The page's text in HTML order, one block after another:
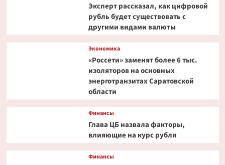
Эксперт рассказал, как цифровой
рубль будет существовать с
другими видами валюты
Экономика
«Россети» заменят более 6 тыс.
изоляторов на основных
энерготранзитах Саратовской
области
Финансы
Глава ЦБ назвала факторы,
влияющие на курс рубля
Финансы